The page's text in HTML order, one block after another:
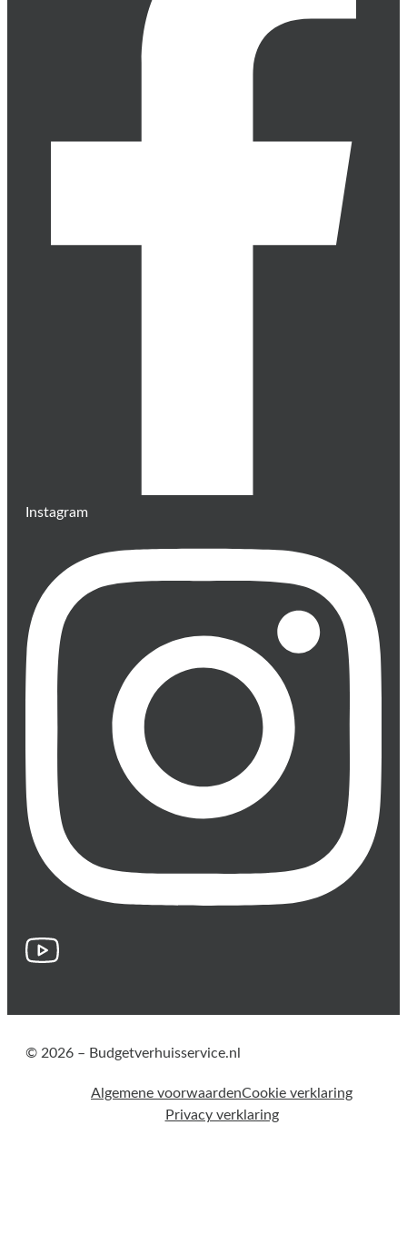
Instagram
© 2026 – Budgetverhuisservice.nl
Algemene voorwaardenCookie verklaring
Privacy verklaring